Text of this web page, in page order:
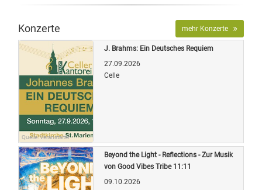
Konzerte mehr Konzerte
Quelle: Veranstalter
J. Brahms: Ein Deutsches Requiem
27.09.2026
Celle
Beyond the Light - Reflections - Zur Musik
von Good Vibes Tribe 11:11
09.10.2026